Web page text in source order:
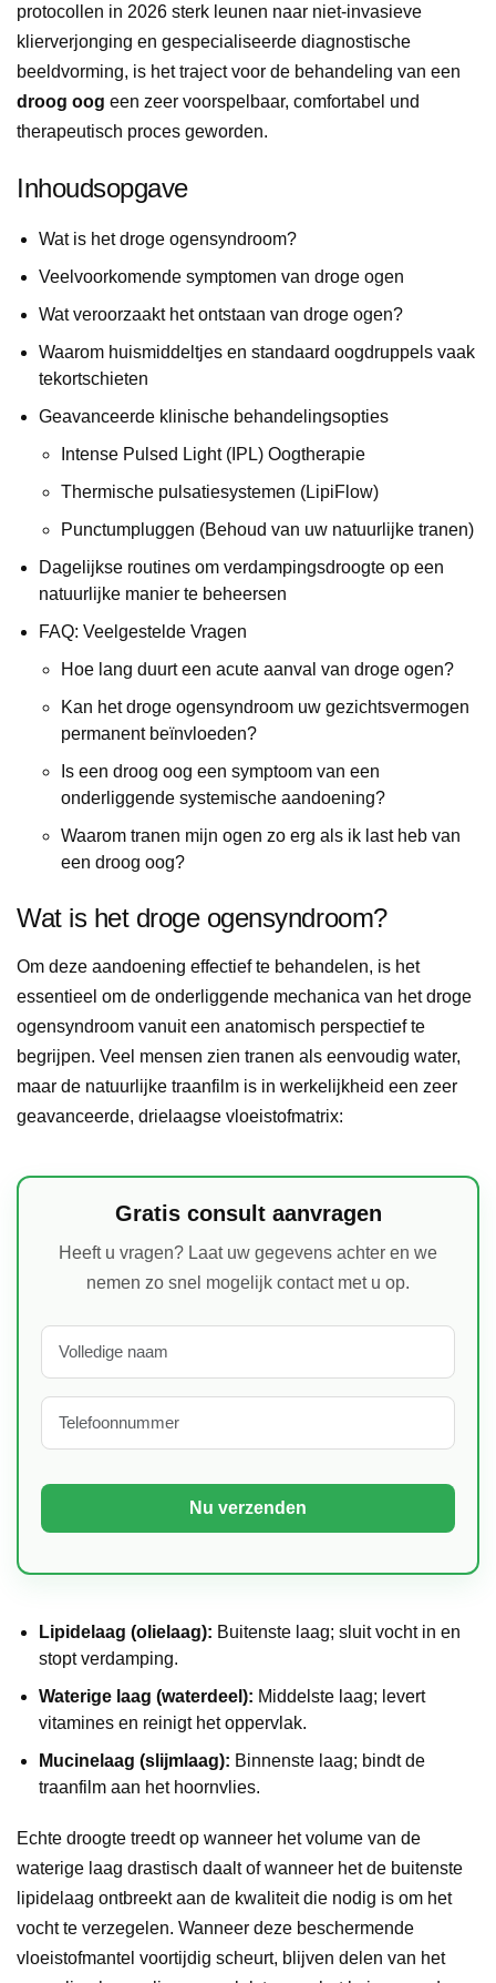
protocollen in 2026 sterk leunen naar niet-invasieve
klierverjonging en gespecialiseerde diagnostische
beeldvorming, is het traject voor de behandeling van een
droog oog een zeer voorspelbaar, comfortabel und
therapeutisch proces geworden.
Inhoudsopgave
Wat is het droge ogensyndroom?
Veelvoorkomende symptomen van droge ogen
Wat veroorzaakt het ontstaan van droge ogen?
Waarom huismiddeltjes en standaard oogdruppels vaak
tekortschieten
Geavanceerde klinische behandelingsopties
Intense Pulsed Light (IPL) Oogtherapie
Thermische pulsatiesystemen (LipiFlow)
Punctumpluggen (Behoud van uw natuurlijke tranen)
Dagelijkse routines om verdampingsdroogte op een
natuurlijke manier te beheersen
FAQ: Veelgestelde Vragen
Hoe lang duurt een acute aanval van droge ogen?
Kan het droge ogensyndroom uw gezichtsvermogen
permanent beïnvloeden?
Is een droog oog een symptoom van een
onderliggende systemische aandoening?
Waarom tranen mijn ogen zo erg als ik last heb van
een droog oog?
Wat is het droge ogensyndroom?
Om deze aandoening effectief te behandelen, is het
essentieel om de onderliggende mechanica van het droge
ogensyndroom vanuit een anatomisch perspectief te
begrijpen. Veel mensen zien tranen als eenvoudig water,
maar de natuurlijke traanfilm is in werkelijkheid een zeer
geavanceerde, drielaagse vloeistofmatrix:
Gratis consult aanvragen
Heeft u vragen? Laat uw gegevens achter en we
nemen zo snel mogelijk contact met u op.
Lipidelaag (olielaag): Buitenste laag; sluit vocht in en
stopt verdamping.
Waterige laag (waterdeel): Middelste laag; levert
vitamines en reinigt het oppervlak.
Mucinelaag (slijmlaag): Binnenste laag; bindt de
traanfilm aan het hoornvlies.
Echte droogte treedt op wanneer het volume van de
waterige laag drastisch daalt of wanneer het de buitenste
lipidelaag ontbreekt aan de kwaliteit die nodig is om het
vocht te verzegelen. Wanneer deze beschermende
vloeistofmantel voortijdig scheurt, blijven delen van het